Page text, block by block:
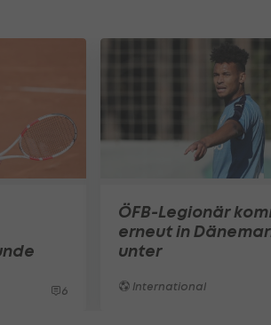
6
ÖFB-Legionär
erneut in
unter
International